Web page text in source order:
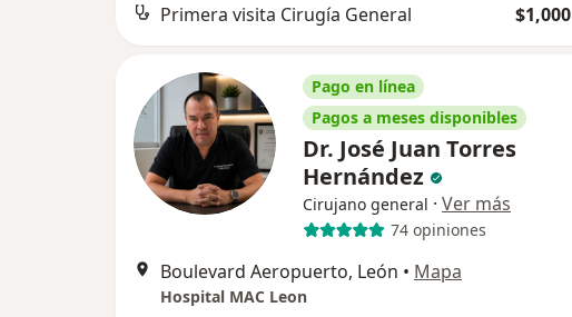
Primera visita Cirugía General $1,000
Pago en línea
Pagos a meses disponibles
Dr. José Juan Torres
Hernández
Cirujano general · Ver más
74 opiniones
Boulevard Aeropuerto, León • Mapa
Hospital MAC Leon